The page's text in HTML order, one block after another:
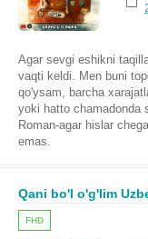
Agar sevgi eshikni
vaqti keldi. Men buni
qo'ysam, barcha
yoki hatto chamadonda
Roman-agar hislar
emas.
Qani bo'l o'g'lim
FHD